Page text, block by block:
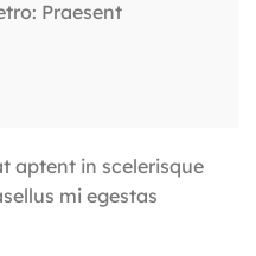
Praesent
aptent in scelerisque
mi egestas